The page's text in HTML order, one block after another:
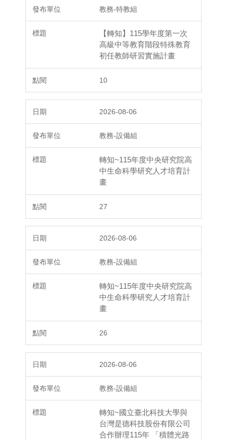
教務-特教組
【轉知】115學年度第一次
高級中等教育階段特殊教育
初任教師研習實施計畫
10
2026-08-06
教務-設備組
轉知~115年度中央研究院高
中生命科學研究人才培育計
畫
27
2026-08-06
教務-設備組
轉知~115年度中央研究院高
中生命科學研究人才培育計
畫
26
2026-08-06
教務-設備組
轉知~國立臺北科技大學與
台灣是德科技股份有限公司
合作辦理115年 「積體光路